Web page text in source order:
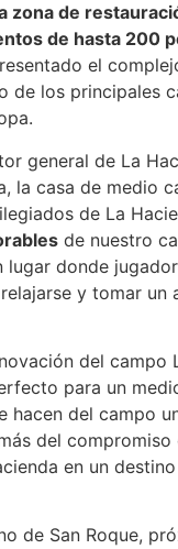
zona de
de hasta 200
el
de los principales
general de La
la casa de medio
de La
de nuestro
lugar donde
y tomar un
del campo
para un
hacen del campo
del compromiso
en un
de San Roque,